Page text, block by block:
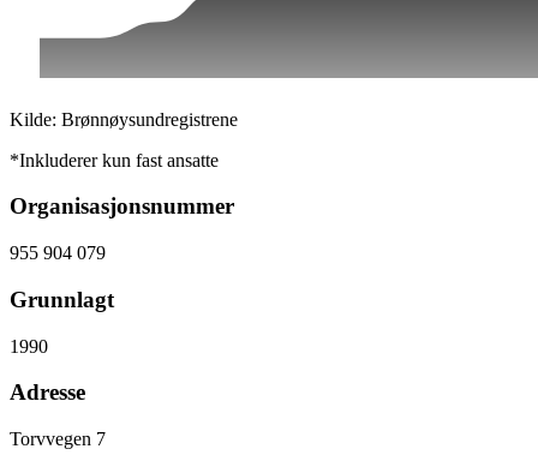
Kilde: Brønnøysundregistrene
*Inkluderer kun fast ansatte
Organisasjonsnummer
955 904 079
Grunnlagt
1990
Adresse
Torvvegen 7